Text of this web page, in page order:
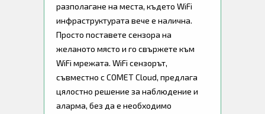
разполагане на места, където WiFi
инфраструктурата вече е налична.
Просто поставете сензора на
желаното място и го свържете към
WiFi мрежата. WiFi сензорът,
съвместно с COMET Cloud, предлага
цялостно решение за наблюдение и
аларма, без да е необходимо